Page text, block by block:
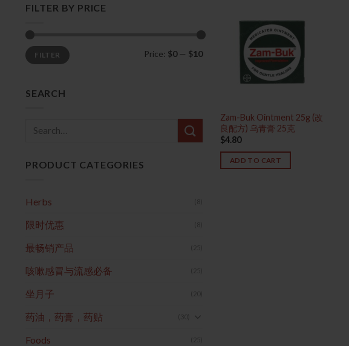
FILTER BY PRICE
Min
price
Max
priceFILTER Price: $0— $10
SEARCH
Search
PRODUCT CATEGORIES
Herbs
限时优惠
最畅销产品
咳嗽感冒与流感必备
坐月子
药油，药膏，药贴
Foods
Zam-Buk Ointment 25g (改
良配方) 乌青膏 25克
$4.80
ADD TO CART